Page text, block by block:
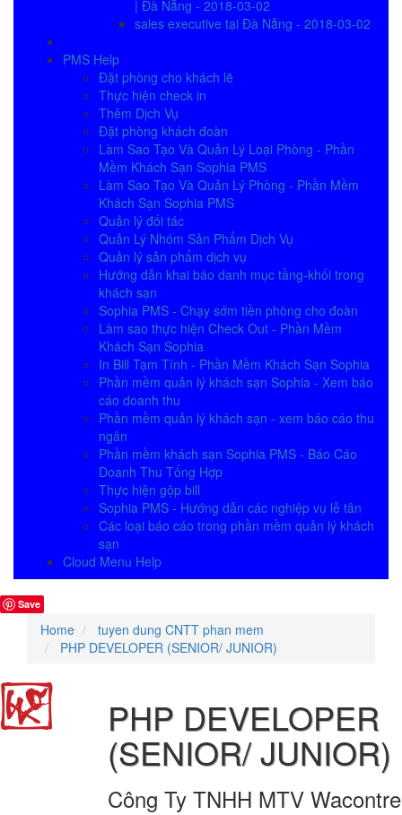
| Đà Nẵng - 2018-03-02
sales executive tại Đà Nẵng - 2018-03-02
PMS Help
Đặt phòng cho khách lẽ
Thực hiện check in
Thêm Dịch Vụ
Đặt phòng khách đoàn
Làm Sao Tạo Và Quản Lý Loại Phòng - Phần
Mềm Khách Sạn Sophia PMS
Làm Sao Tạo Và Quản Lý Phòng - Phần Mềm
Khách Sạn Sophia PMS
Quản lý đối tác
Quản Lý Nhóm Sản Phẩm Dịch Vụ
Quản lý sản phẩm dịch vụ
Hướng dẫn khai báo danh mục tầng-khối trong
khách sạn
Sophia PMS - Chạy sớm tiền phòng cho đoàn
Làm sao thực hiện Check Out - Phần Mềm
Khách Sạn Sophia
In Bill Tạm Tính - Phần Mềm Khách Sạn Sophia
Phần mềm quản lý khách sạn Sophia - Xem báo
cáo doanh thu
Phần mềm quản lý khách sạn - xem báo cáo thu
ngân
Phần mềm khách sạn Sophia PMS - Báo Cáo
Doanh Thu Tổng Hợp
Thực hiện gộp bill
Sophia PMS - Hướng dẫn các nghiệp vụ lễ tân
Các loại báo cáo trong phần mềm quản lý khách
sạn
Cloud Menu Help
Save
Home
tuyen dung CNTT phan mem
PHP DEVELOPER (SENIOR/ JUNIOR)
PHP DEVELOPER
(SENIOR/ JUNIOR)
Công Ty TNHH MTV Wacontre